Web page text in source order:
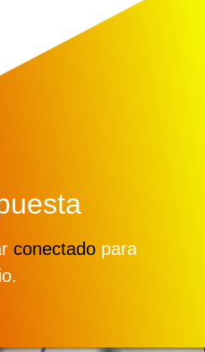
conectado para